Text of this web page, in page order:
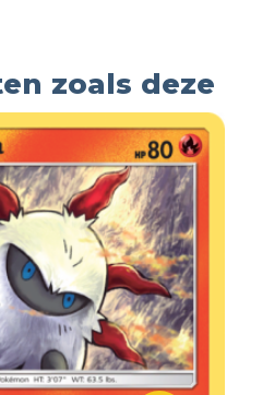
zoals deze